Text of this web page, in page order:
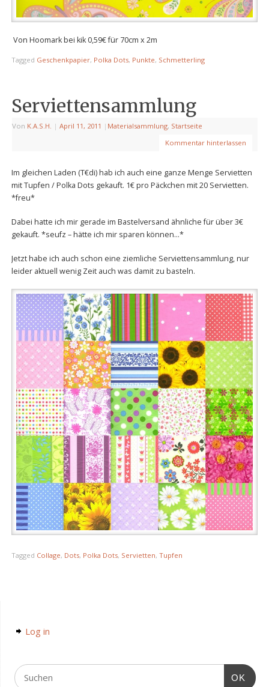
Von Hoomark bei kik 0,59€ für 70cm x 2m
Tagged Geschenkpapier, Polka Dots, Punkte, Schmetterling
Serviettensammlung
Von K.A.S.H. | April 11, 2011 | Materialsammlung, Startseite
Kommentar hinterlassen
Im gleichen Laden (T€di) hab ich auch eine ganze Menge Servietten
mit Tupfen / Polka Dots gekauft. 1€ pro Päckchen mit 20 Servietten.
*freu*
Dabei hatte ich mir gerade im Bastelversand ähnliche für über 3€
gekauft. *seufz – hätte ich mir sparen können…*
Jetzt habe ich auch schon eine ziemliche Serviettensammlung, nur
leider aktuell wenig Zeit auch was damit zu basteln.
Tagged Collage, Dots, Polka Dots, Servietten, Tupfen
Log in
OK